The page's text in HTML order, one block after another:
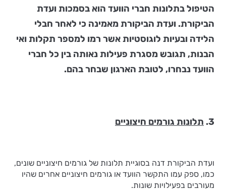
הטיפול בתלונות חברי הוועד הוא בסמכות ועדת
הביקורת. ועדת הביקורת מאמינה כי לאחר חבלי
הלידה ובעיות לוגוסטיות אשר רמו למספר תקלות ואי
הבנות, תגובש מסגרת פעילות נאותה בין כל חברי
הוועד נבחרו, לטובת הארגון שבחר בהם.
3. תלונות גורמים חיצוניים
ועדת הביקורת דנה בסוגיית תלונות של גורמים חיצוניים שונים,
כמו, ספק עמו התקשר הוועד או גורמים חיצוניים אחרים שהיו
מעורבים בפעילויות שונות.